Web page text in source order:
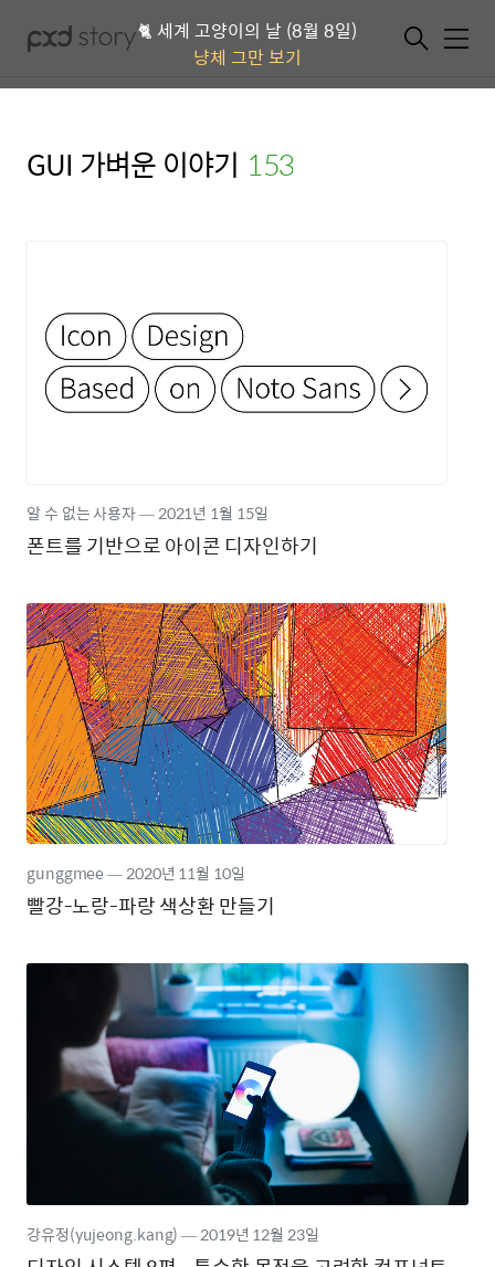
🐈 세계 고양이의 날 (8월 8일)
냥체 그만 보기
메뉴
GUI 가벼운 이야기 (153)
폰트를 기반으로 아이콘 디자인하기
알 수 없는 사용자―2021년 1월 15일
빨강-노랑-파랑 색상환 만들기
gunggmee―2020년 11월 10일
강유정(yujeong.kang)―2019년 12월 23일